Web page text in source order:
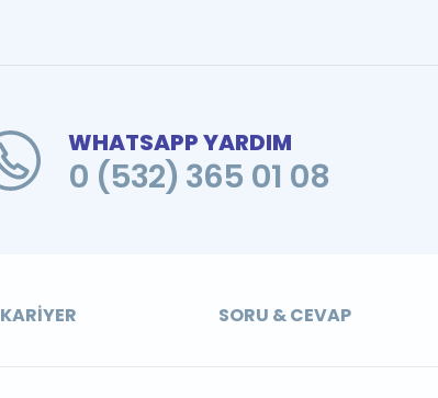
WHATSAPP YARDIM
0 (532) 365 01 08
KARIYER SORU & CEVAP